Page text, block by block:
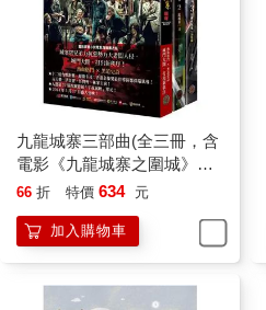
九龍城寨三部曲(全三冊，含
電影《九龍城寨之圍城》原
著小說電影海報書衣)
66 折 特價 634 元
加入購物車